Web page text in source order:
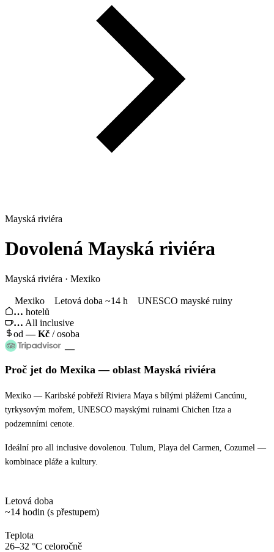
Mayská riviéra
Dovolená Mayská riviéra
Mayská riviéra · Mexiko
Mexiko Letová doba ~14 h
UNESCO mayské ruiny
… hotelů
… All inclusive
od—Kč / osoba
—
Proč jet do Mexika — oblast Mayská riviéra
Mexiko — Karibské pobřeží Riviera Maya s bílými plážemi Cancúnu,
tyrkysovým mořem, UNESCO mayskými ruinami Chichen Itza a
podzemními cenote.
Ideální pro all inclusive dovolenou. Tulum, Playa del Carmen, Cozumel —
kombinace pláže a kultury.
Letová doba
~14 hodin (s přestupem)
Teplota
26–32 °C celoročně